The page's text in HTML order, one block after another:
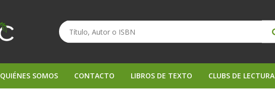
QUIÉNES SOMOS CONTACTO LIBROS DE TEXTO CLUBS DE LECTURA